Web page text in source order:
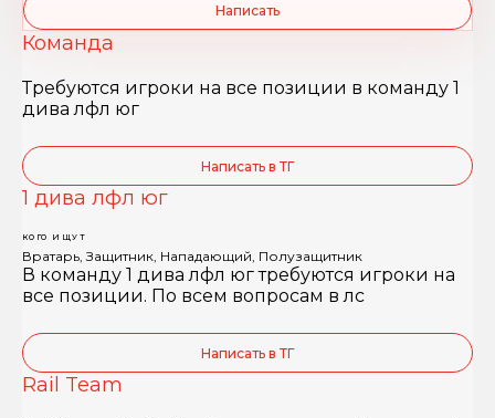
Написать
Команда
Требуются игроки на все позиции в команду 1
дива лфл юг
Написать в ТГ
1 дива лфл юг
КОГО ИЩУТ
Вратарь, Защитник, Нападающий, Полузащитник
В команду 1 дива лфл юг требуются игроки на
все позиции. По всем вопросам в лс
Написать в ТГ
Rail Team